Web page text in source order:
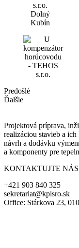
Predošlé
Ďalšie
Projektová príprava,
realizáciou stavieb a
návrh a dodávku
a komponenty pre
KONTAKTUJTE NÁS
+421 903 840 325
sekretariat@kpisro.sk
Office: Stárkova 23,